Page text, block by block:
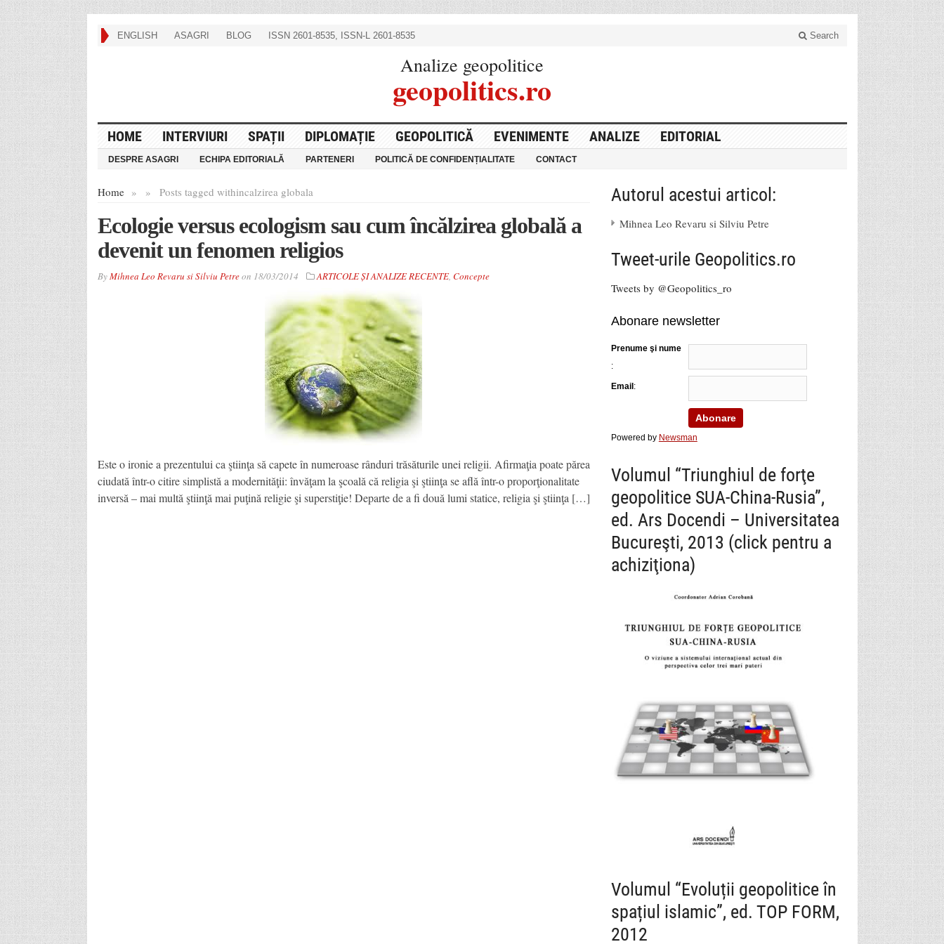
ENGLISH ASAGRI BLOG ISSN 2601-8535, ISSN-L 2601-8535 Search
Analize geopolitice
geopolitics.ro
HOME INTERVIURI SPAȚII DIPLOMAȚIE GEOPOLITICĂ EVENIMENTE ANALIZE EDITORIAL
DESPRE ASAGRI ECHIPA EDITORIALĂ PARTENERI POLITICĂ DE CONFIDENȚIALITATE CONTACT
Home » Posts tagged with
» incalzirea globala
Ecologie versus ecologism sau cum încălzirea globală a
devenit un fenomen religios
ByMihnea Leo Revaru si Silviu Petreon 18/03/2014 ARTICOLE ȘI ANALIZE RECENTE, Concepte
Este o ironie a prezentului ca ştiinţa să capete în numeroase rânduri trăsăturile unei religii. Afirmaţia poate părea
ciudată într-o citire simplistă a modernităţii: învăţam la şcoală că religia şi ştiinţa se află într-o proporţionalitate
inversă – mai multă ştiinţă mai puţină religie şi superstiţie! Departe de a fi două lumi statice, religia şi ştiinţa […]
Autorul acestui articol:
Mihnea Leo Revaru si Silviu Petre
Tweet-urile Geopolitics.ro
Tweets by @Geopolitics_ro
Abonare newsletter
Prenume şi nume
:
Email:
Powered by Newsman
Volumul “Triunghiul de forţe
geopolitice SUA-China-Rusia”,
ed. Ars Docendi – Universitatea
Bucureşti, 2013 (click pentru a
achiziţiona)
Volumul “Evoluții geopolitice în
spațiul islamic”, ed. TOP FORM,
2012